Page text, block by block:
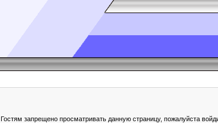
Гостям запрещено просматривать данную страницу, пожалуйста